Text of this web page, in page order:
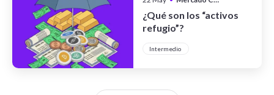
¿Qué son los “activos
refugio”?
Intermedio